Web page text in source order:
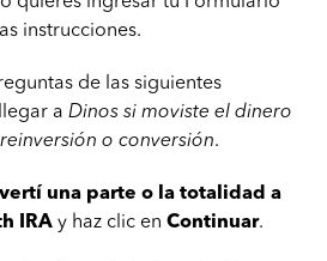
instrucciones.
de las siguientes
a Dinos si moviste el dinero
o conversión.
una parte o la totalidad a
IRA y haz clic en Continuar.